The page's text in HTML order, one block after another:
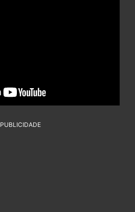
PUBLICIDADE